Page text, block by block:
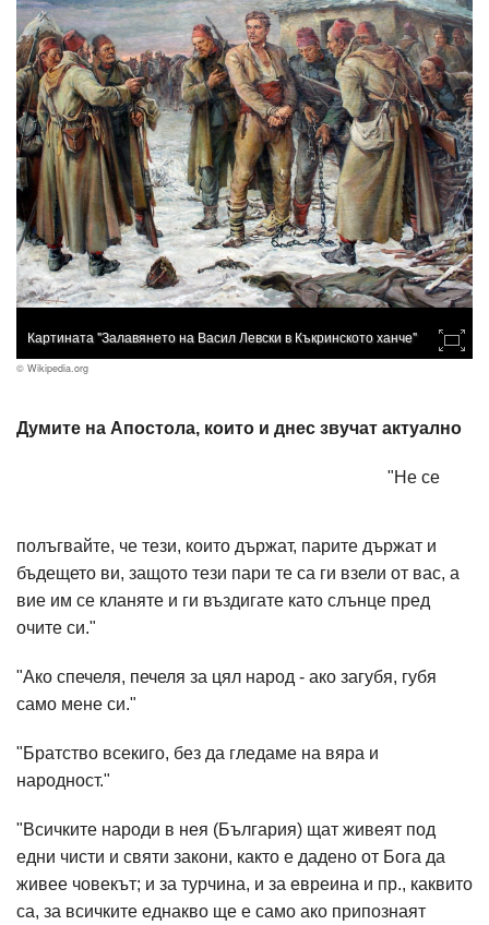
Картината "Залавянето на Васил Левски в Къкринското ханче"
© Wikipedia.org
Думите на Апостола, които и днес звучат актуално
"Не се
полъгвайте, че тези, които държат, парите държат и
бъдещето ви, защото тези пари те са ги взели от вас, а
вие им се кланяте и ги въздигате като слънце пред
очите си."
"Ако спечеля, печеля за цял народ - ако загубя, губя
само мене си."
"Братство всекиго, без да гледаме на вяра и
народност."
"Всичките народи в нея (България) щат живеят под
едни чисти и святи закони, както е дадено от Бога да
живее човекът; и за турчина, и за евреина и пр., каквито
са, за всичките еднакво ще е само ако припознаят